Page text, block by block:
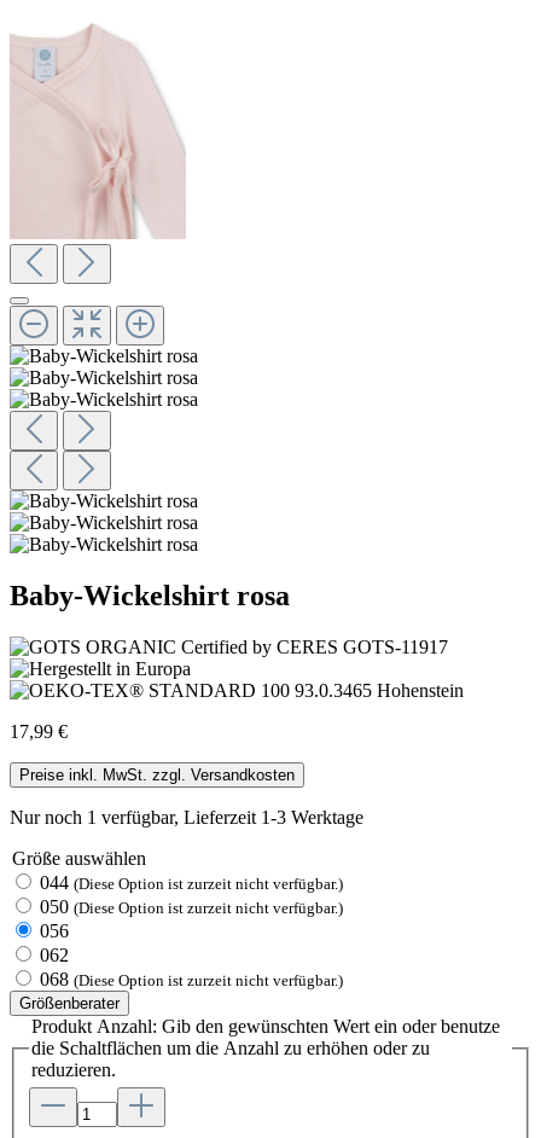
Baby-Wickelshirt rosa
17,99 €
Preise inkl. MwSt. zzgl. Versandkosten
Nur noch 1 verfügbar, Lieferzeit 1-3 Werktage
Größe auswählen
044 (Diese Option ist zurzeit nicht verfügbar.)
050 (Diese Option ist zurzeit nicht verfügbar.)
056
062
068 (Diese Option ist zurzeit nicht verfügbar.)
Größenberater
Produkt Anzahl: Gib den gewünschten Wert ein oder benutze
die Schaltflächen um die Anzahl zu erhöhen oder zu
reduzieren.